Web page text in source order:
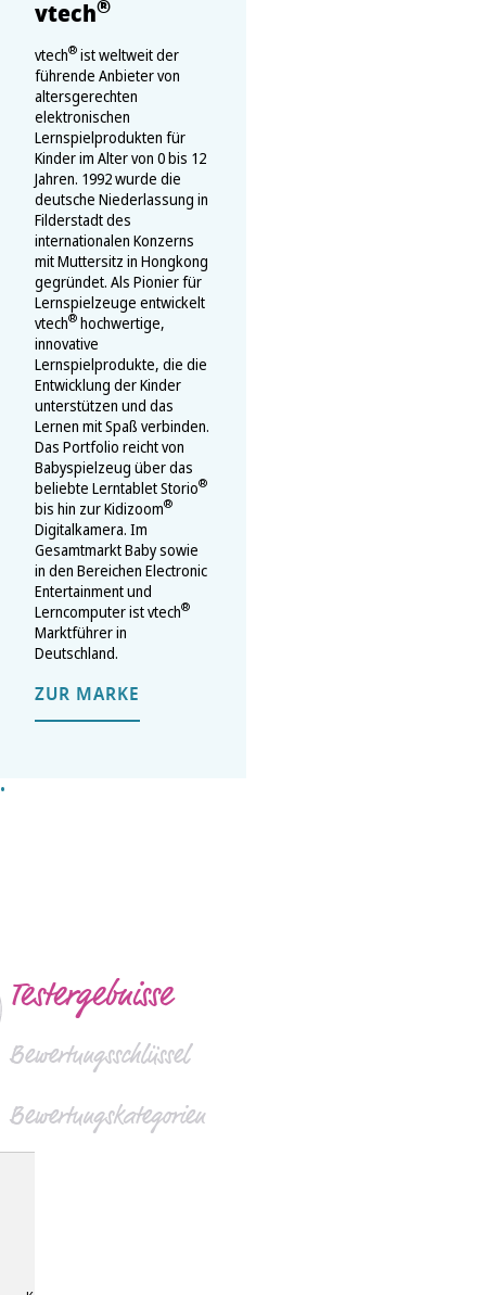
vtech®
vtech® ist weltweit der
führende Anbieter von
altersgerechten
elektronischen
Lernspielprodukten für
Kinder im Alter von 0 bis 12
Jahren. 1992 wurde die
deutsche Niederlassung in
Filderstadt des
internationalen Konzerns
mit Muttersitz in Hongkong
gegründet. Als Pionier für
Lernspielzeuge entwickelt
vtech® hochwertige,
innovative
Lernspielprodukte, die die
Entwicklung der Kinder
unterstützen und das
Lernen mit Spaß verbinden.
Das Portfolio reicht von
Babyspielzeug über das
beliebte Lerntablet Storio®
bis hin zur Kidizoom®
Digitalkamera. Im
Gesamtmarkt Baby sowie
in den Bereichen Electronic
Entertainment und
Lerncomputer ist vtech®
Marktführer in
Deutschland.
ZUR MARKE
Testergebnisse
Bewertungsschlüssel
Bewertungskategorien